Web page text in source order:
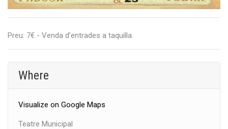
Preu: 7€ - Venda d’entrades a taquilla.
Where
Visualize on Google Maps
Teatre Municipal